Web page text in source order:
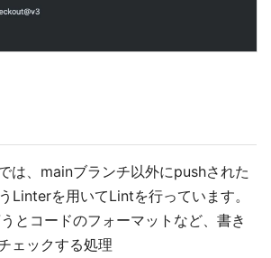
は、mainブランチ以外にpushされた
Linterを用いてLintを行っています。
とコードのフォーマットなど、書き
ェックする処理